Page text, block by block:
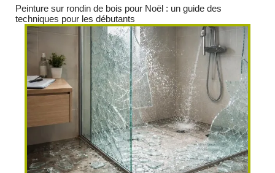
Peinture sur rondin de bois pour Noël : un guide des
techniques pour les débutants